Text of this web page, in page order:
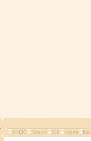
О МДС Каталог RSS Форум